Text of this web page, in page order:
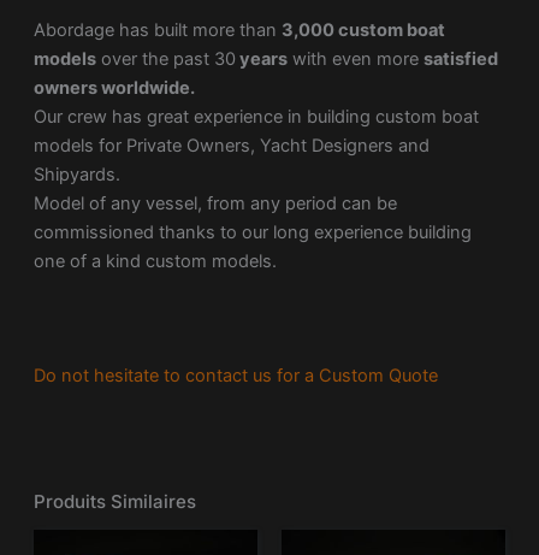
Abordage has built more than 3,000 custom boat
modelsover the past 30 yearswith even more satisfied
owners worldwide.
Our crew has great experience in building custom boat
models for Private Owners, Yacht Designers and
Shipyards.
Model of any vessel, from any period can be
commissioned thanks to our long experience building
one of a kind custom models.
Do not hesitate to contact us for a Custom Quote
Produits Similaires